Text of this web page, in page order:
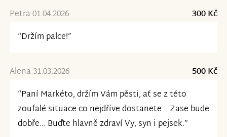
Petra 01.04.2026
300 Kč
“Držím palce!”
Alena 31.03.2026
500 Kč
“Paní Markéto, držím Vám pěsti, ať se z této
zoufalé situace co nejdříve dostanete... Zase bude
dobře... Buďte hlavně zdraví Vy, syn i pejsek.”